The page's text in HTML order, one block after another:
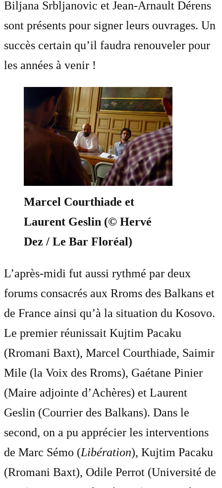
Biljana Srbljanovic et Jean-Arnault Dérens
sont présents pour signer leurs ouvrages. Un
succès certain qu’il faudra renouveler pour
les années à venir !
Marcel Courthiade et
Laurent Geslin (© Hervé
Dez / Le Bar Floréal)
L’après-midi fut aussi rythmé par deux
forums consacrés aux Rroms des Balkans et
de France ainsi qu’à la situation du Kosovo.
Le premier réunissait Kujtim Pacaku
(Rromani Baxt), Marcel Courthiade, Saimir
Mile (la Voix des Rroms), Gaétane Pinier
(Maire adjointe d’Achères) et Laurent
Geslin (Courrier des Balkans). Dans le
second, on a pu apprécier les interventions
de Marc Sémo (Libération), Kujtim Pacaku
(Rromani Baxt), Odile Perrot (Université de